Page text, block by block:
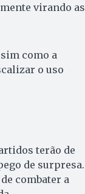
virando as
como a
o uso
terão de
de surpresa.
combater a